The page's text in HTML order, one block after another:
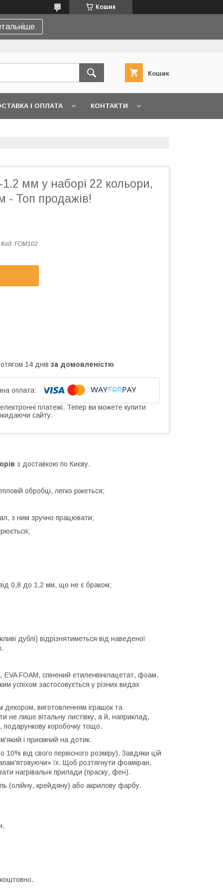
Кошик
Кошик
І ОПЛАТА КОНТАКТИ
мм у наборі 22 кольори,
- Топ продажів!
Код: FOM102
14 днів за домовленістю
платежі. Тепер ви можете купити
сайту.
з доставкою по Києву.
обробці, легко ріжеться;
з ним зручно працювати;
0,8 до 1,2 мм, що не є браком;
дублі) відрізнятиметься від наведеної
FOAM, спінений етиленвінілацетат, фоам,
успіхом застосовується у різних видах
декором, виготовленням іграшок та
не лише вітальну листівку, а й, наприклад,
подарункову коробочку тощо.
і приємний на дотик.
від свого первісного розміру). Завдяки цій
їх. Щоб розтягнути фоаміран,
нагрівальні прилади (праску, фен).
(олійну, крейдяну) або акрилову фарбу.